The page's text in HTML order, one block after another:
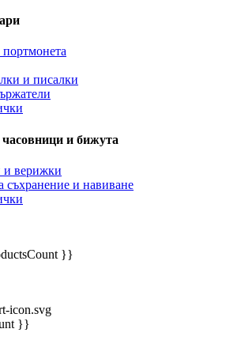
и писалки
часовници и бижута
верижки
съхранение и навиване
}}
}}